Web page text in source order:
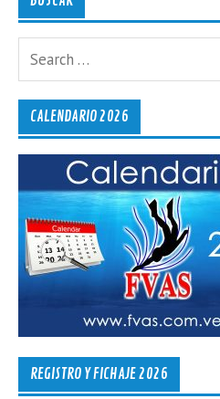
CALENDARIO 2026
REGISTRO Y FICHAJE 2026